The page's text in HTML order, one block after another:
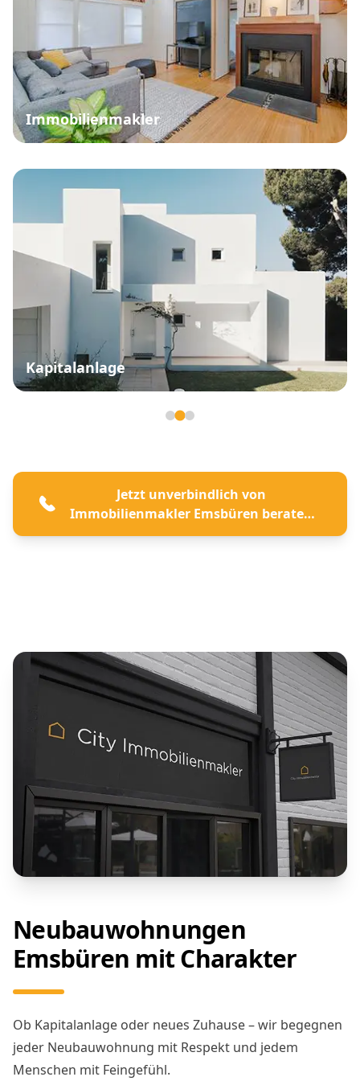
Immobilienmakler
Kapitalanlage
Jetzt unverbindlich von
Immobilienmakler Emsbüren beraten
lassen
Neubauwohnungen
Emsbüren mit Charakter
Ob Kapitalanlage oder neues Zuhause – wir begegnen
jeder Neubauwohnung mit Respekt und jedem
Menschen mit Feingefühl.